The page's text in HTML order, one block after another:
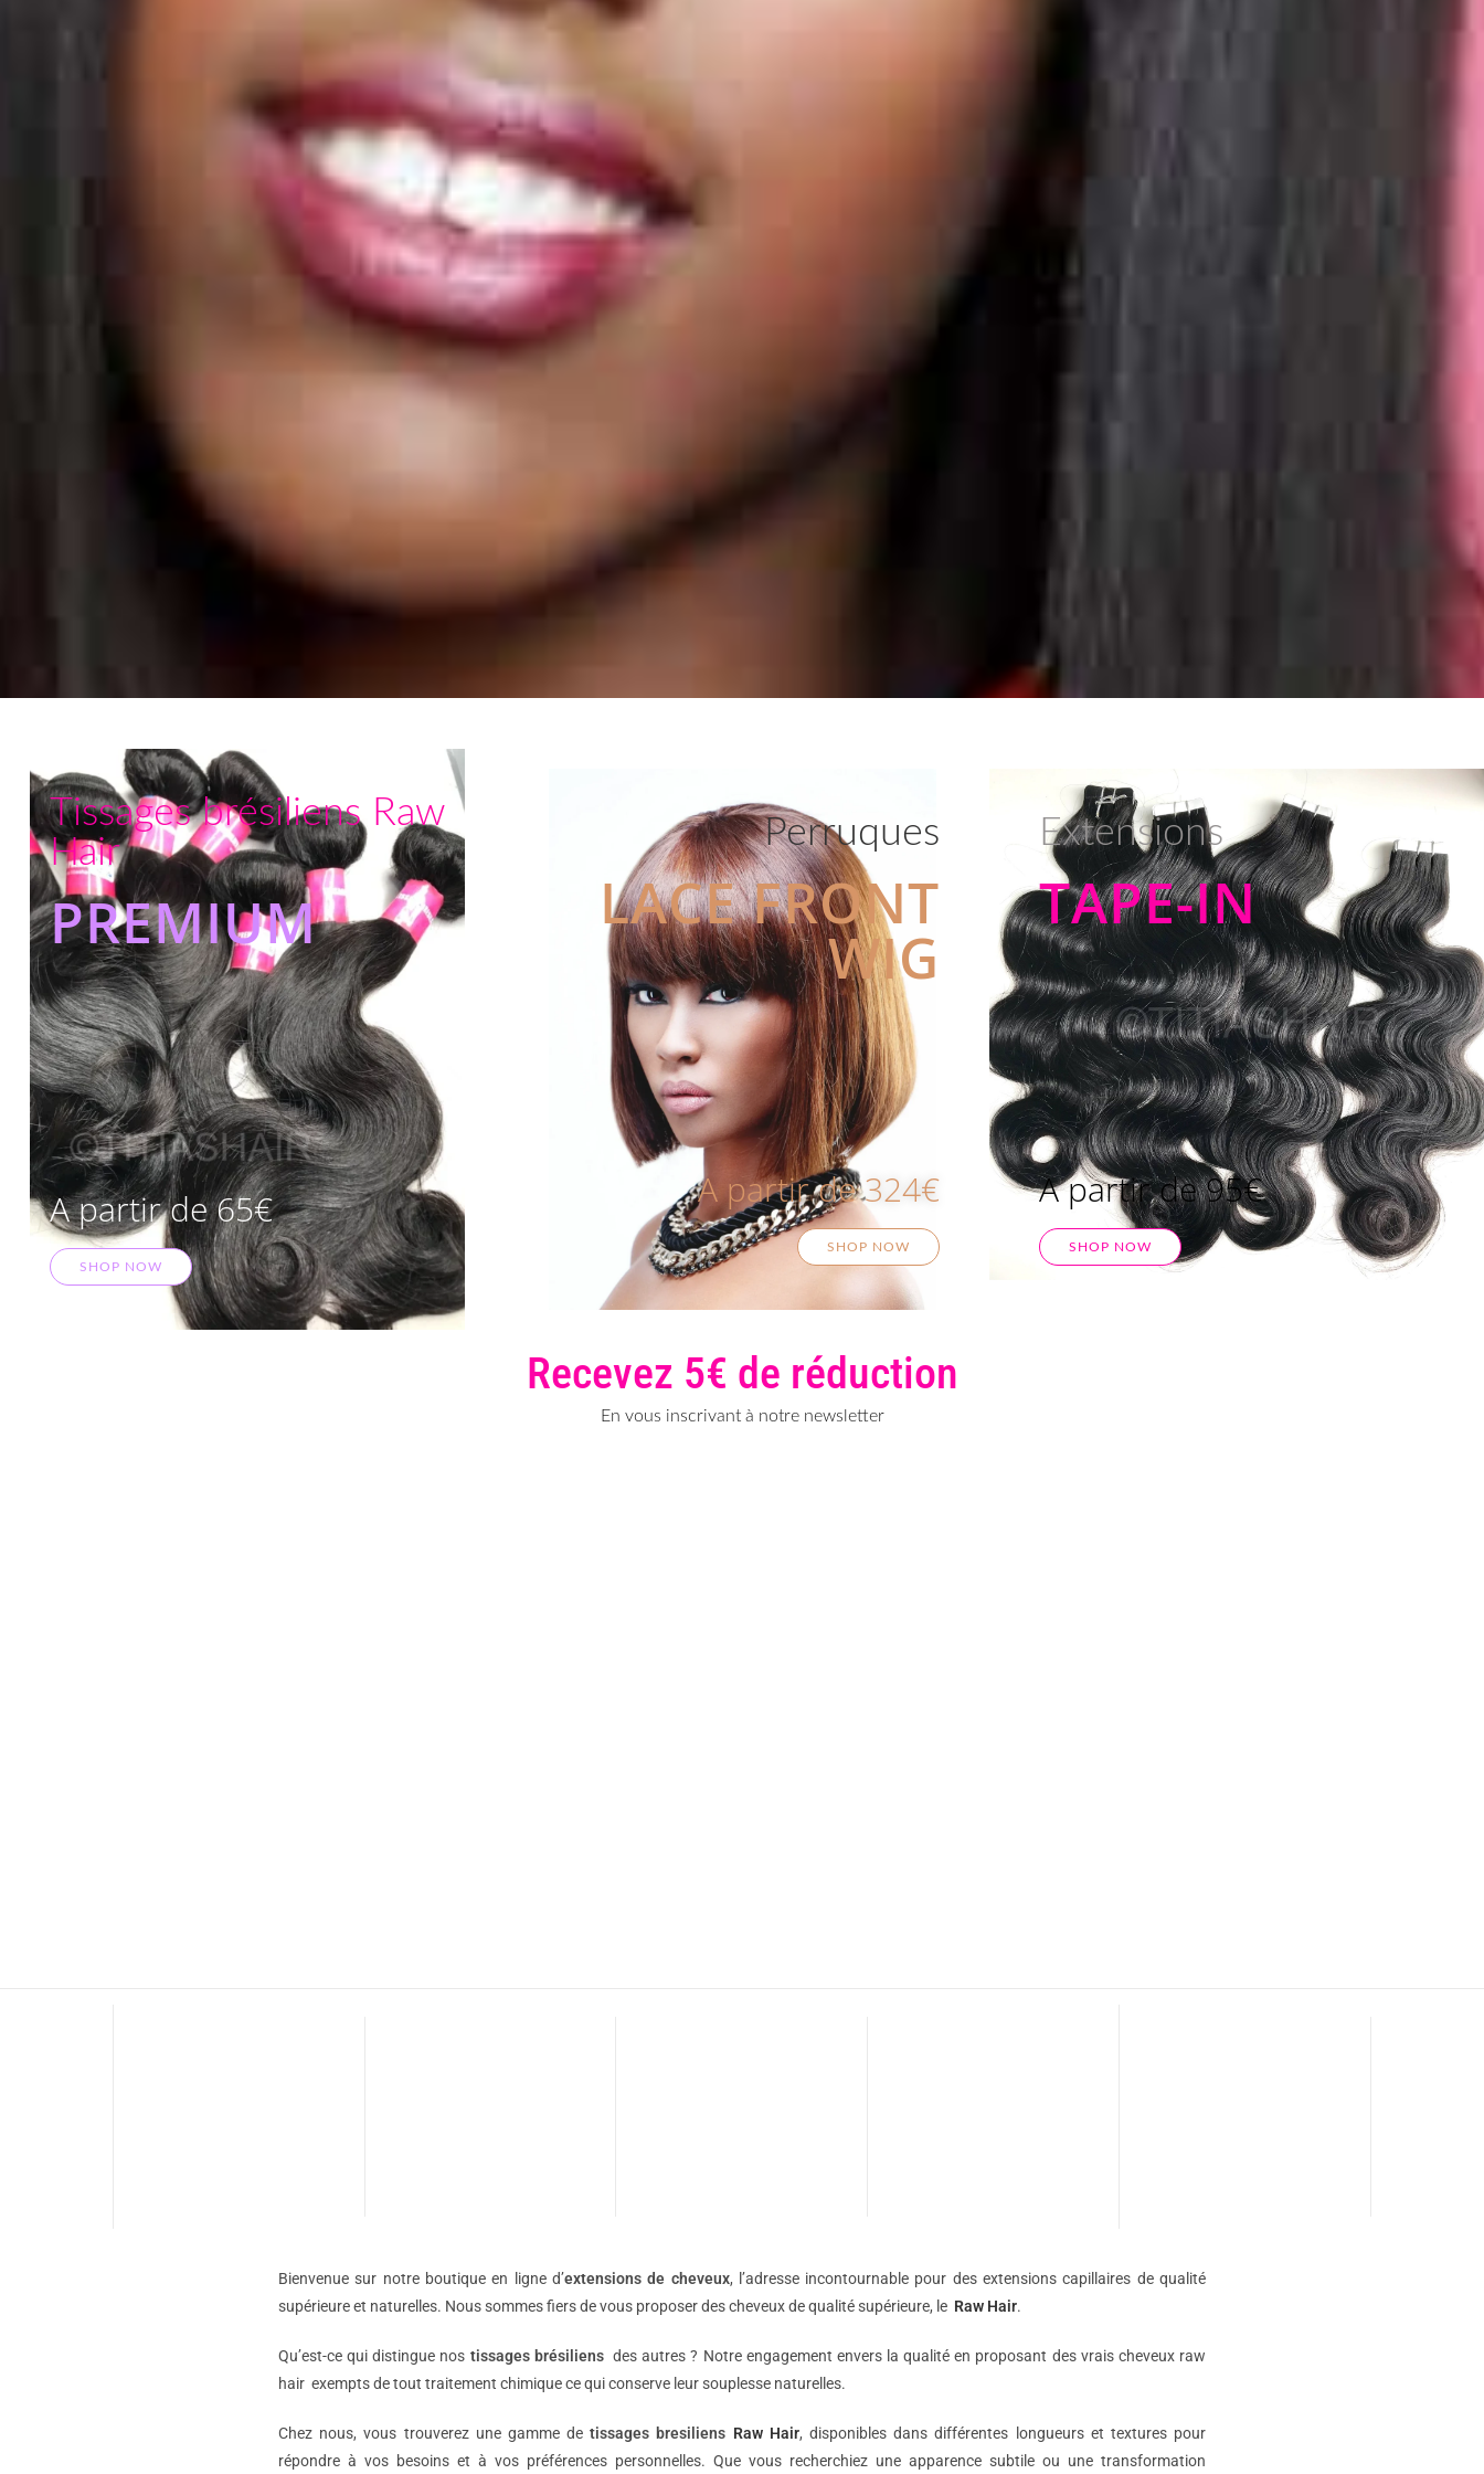
Tissages brésiliens Raw
Hair
PREMIUM
A partir de 65€
SHOP NOW
Perruques
LACE FRONT
WIG
A partir de 324€
SHOP NOW
Extensions
TAPE-IN
A partir de 95€
SHOP NOW
Recevez 5€ de réduction
En vous inscrivant à notre newsletter
Bienvenue sur notre boutique en ligne d’extensions de cheveux, l’adresse incontournable pour des extensions capillaires de qualité
supérieure et naturelles. Nous sommes fiers de vous proposer des cheveux de qualité supérieure, le Raw Hair.
Qu’est-ce qui distingue nos tissages brésiliensdes autres ? Notre engagement envers la qualité en proposant des vrais cheveux raw
hair exempts de tout traitement chimique ce qui conserve leur souplesse naturelles.
Chez nous, vous trouverez une gamme detissages bresiliens Raw Hair, disponibles dans différentes longueurs et textures pour
répondre à vos besoins et à vos préférences personnelles. Que vous recherchiez une apparence subtile ou une transformation